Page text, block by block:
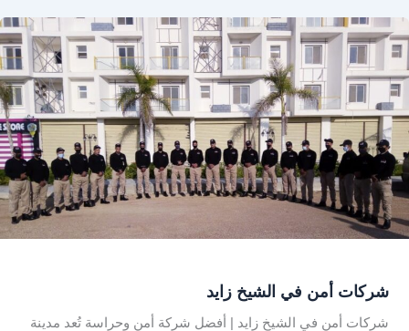
شركات أمن في الشيخ زايد
شركات أمن في الشيخ زايد | أفضل شركة أمن وحراسة تُعد مدينة